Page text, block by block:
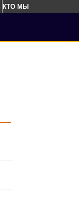
КТО МЫ